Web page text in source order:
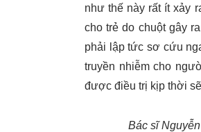
như thế này rất ít xảy
cho trẻ do chuột gây
phải lập tức sơ cứu
truyền nhiễm cho
được điều trị kịp thời
Bác sĩ